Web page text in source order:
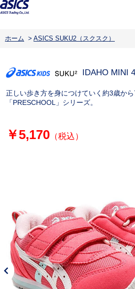
ホーム > ASICS SUKU2（スクスク）
IDAHO MINI 4
正しい歩き方を身につけていく約3歳か
「PRESCHOOL」シリーズ。
￥5,170（税込）